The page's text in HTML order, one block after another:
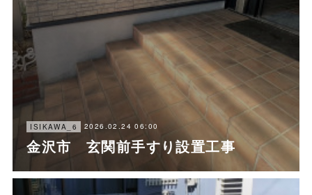
ISIKAWA_6 2026.02.24 06:00
金沢市 玄関前手すり設置工事